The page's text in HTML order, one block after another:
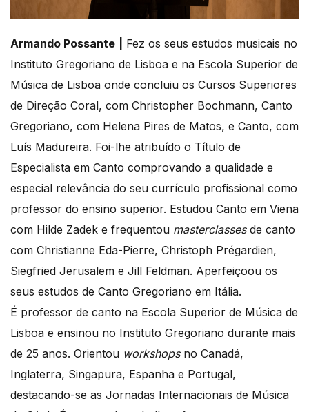
Armando Possante
Fez os seus estudos musicais no
Instituto Gregoriano de Lisboa e na Escola Superior de
Música de Lisboa onde concluiu os Cursos Superiores
de Direção Coral, com Christopher Bochmann, Canto
Gregoriano, com Helena Pires de Matos, e Canto, com
Luís Madureira. Foi-lhe atribuído o Título de
Especialista em Canto comprovando a qualidade e
especial relevância do seu currículo profissional como
professor do ensino superior. Estudou Canto em Viena
com Hilde Zadek e frequentou masterclassesde canto
com Christianne Eda-Pierre, Christoph Prégardien,
Siegfried Jerusalem e Jill Feldman. Aperfeiçoou os
seus estudos de Canto Gregoriano em Itália.
É professor de canto na Escola Superior de Música de
Lisboa e ensinou no Instituto Gregoriano durante mais
de 25 anos. Orientou workshopsno Canadá,
Inglaterra, Singapura, Espanha e Portugal,
destacando-se as Jornadas Internacionais de Música